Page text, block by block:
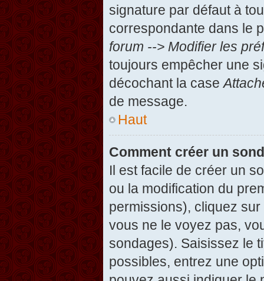
signature par défaut à
correspondante dans le
forum --> Modifier les
toujours empêcher une
décochant la case
de message.
Haut
Comment créer un
Il est facile de créer un
ou la modification du
permissions), cliquez sur
vous ne le voyez pas,
sondages). Saisissez le
possibles, entrez une